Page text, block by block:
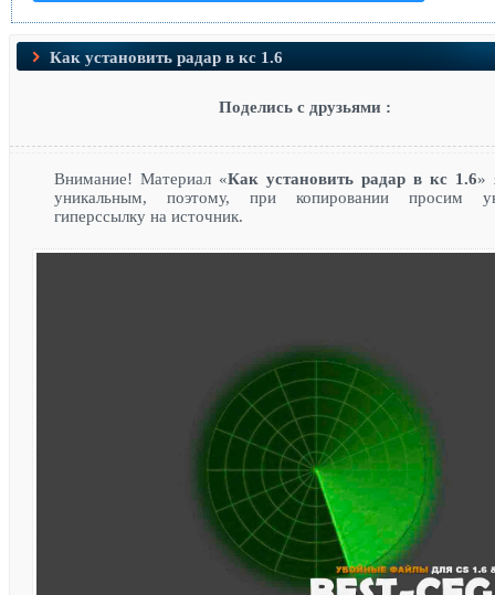
Как установить радар в кс 1.6
Поделись с друзьями :
Внимание! Материал «Как установить радар в кс 1.6»
уникальным, поэтому, при копировании просим
гиперссылку на источник.